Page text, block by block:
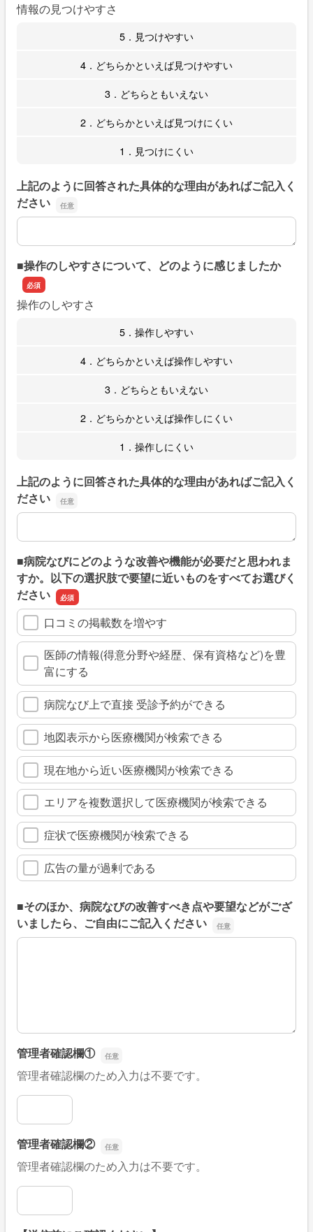
情報の見つけやすさ
5．見つけやすい
4．どちらかといえば見つけやすい
3．どちらともいえない
2．どちらかといえば見つけにくい
1．見つけにくい
上記のように回答された具体的な理由があればご記入く
ださい
上記のように回答された具体的な理由があればご記入くだ
■操作のしやすさについて、どのように感じましたか
操作のしやすさ
5．操作しやすい
4．どちらかといえば操作しやすい
3．どちらともいえない
2．どちらかといえば操作しにくい
1．操作しにくい
上記のように回答された具体的な理由があればご記入く
ださい
上記のように回答された具体的な理由があればご記入くだ
■病院なびにどのような改善や機能が必要だと思われま
すか。以下の選択肢で要望に近いものをすべてお選びく
ださい
口コミの掲載数を増やす
医師の情報(得意分野や経歴、保有資格など)を豊
富にする
病院なび上で直接 受診予約ができる
地図表示から医療機関が検索できる
現在地から近い医療機関が検索できる
エリアを複数選択して医療機関が検索できる
症状で医療機関が検索できる
広告の量が過剰である
■そのほか、病院なびの改善すべき点や要望などがござ
いましたら、ご自由にご記入ください
■そのほか、病院なびの改善すべき点や要望などがござい
管理者確認欄①
管理者確認欄のため入力は不要です。
管理者確認欄①
管理者確認欄②
管理者確認欄のため入力は不要です。
管理者確認欄②